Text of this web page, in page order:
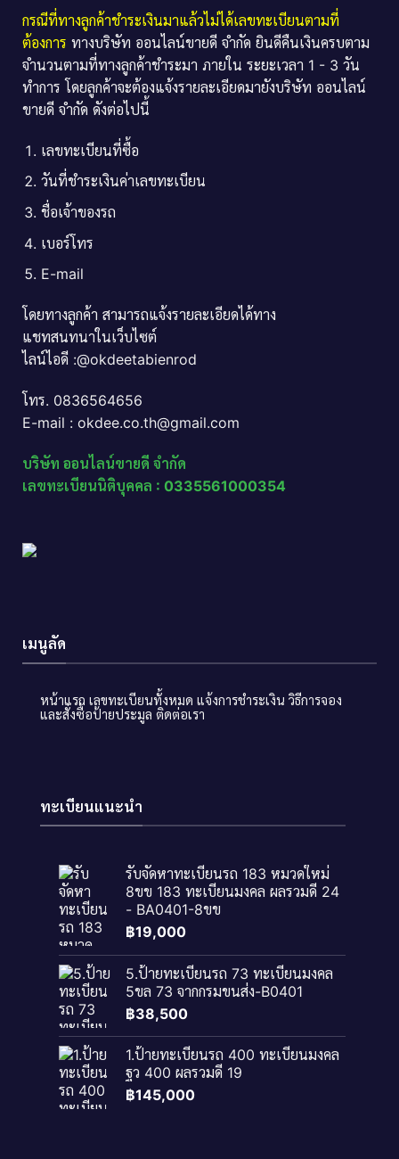
กรณีที่ทางลูกค้าชำระเงินมาแล้วไม่ได้เลขทะเบียนตามที่
ต้องการ ทางบริษัท ออนไลน์ขายดี จำกัด ยินดีคืนเงินครบตาม
จำนวนตามที่ทางลูกค้าชำระมา ภายใน ระยะเวลา 1 - 3 วัน
ทำการ โดยลูกค้าจะต้องแจ้งรายละเอียดมายังบริษัท ออนไลน์
ขายดี จำกัด ดังต่อไปนี้
เลขทะเบียนที่ซื้อ
วันที่ชำระเงินค่าเลขทะเบียน
ชื่อเจ้าของรถ
เบอร์โทร
E-mail
โดยทางลูกค้า สามารถแจ้งรายละเอียดได้ทาง
แชทสนทนาในเว็บไซต์
ไลน์ไอดี :@okdeetabienrod
โทร. 0836564656
E-mail : okdee.co.th@gmail.com
บริษัท ออนไลน์ขายดี จำกัด
เลขทะเบียนนิติบุคคล : 0335561000354
เมนูลัด
หน้าแรก เลขทะเบียนทั้งหมด แจ้งการชำระเงิน วิธีการจอง
และสั่งซื้อป้ายประมูล ติดต่อเรา
ทะเบียนแนะนำ
รับจัดหาทะเบียนรถ 183 หมวดใหม่
8ขข 183 ทะเบียนมงคล ผลรวมดี 24
- BA0401-8ขข
฿19,000
5.ป้ายทะเบียนรถ 73 ทะเบียนมงคล
5ขล 73 จากกรมขนส่ง-B0401
฿38,500
1.ป้ายทะเบียนรถ 400 ทะเบียนมงคล
ฐว 400 ผลรวมดี 19
฿145,000